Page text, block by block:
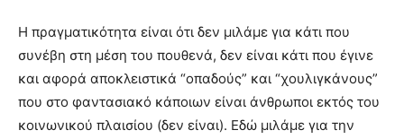
Η πραγματικότητα είναι ότι δεν μιλάμε για κάτι που
συνέβη στη μέση του πουθενά, δεν είναι κάτι που έγινε
και αφορά αποκλειστικά “οπαδούς” και “χουλιγκάνους”
που στο φαντασιακό κάποιων είναι άνθρωποι εκτός του
κοινωνικού πλαισίου (δεν είναι). Εδώ μιλάμε για την